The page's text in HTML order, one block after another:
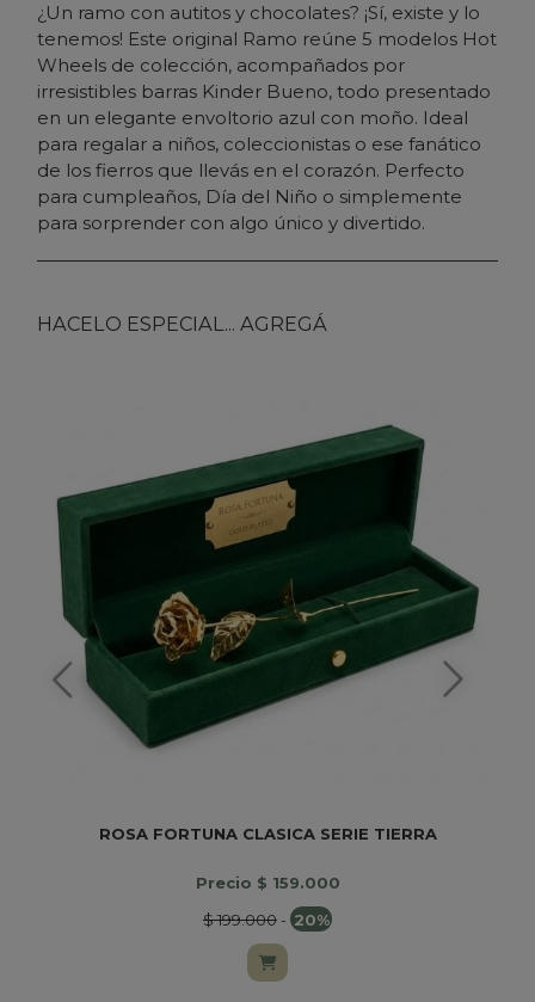
¿Un ramo con autitos y chocolates? ¡Sí, existe y lo
tenemos! Este original Ramo reúne 5 modelos Hot
Wheels de colección, acompañados por
irresistibles barras Kinder Bueno, todo presentado
en un elegante envoltorio azul con moño. Ideal
para regalar a niños, coleccionistas o ese fanático
de los fierros que llevás en el corazón. Perfecto
para cumpleaños, Día del Niño o simplemente
para sorprender con algo único y divertido.
HACELO ESPECIAL... AGREGÁ
ROSA FORTUNA CLASICA SERIE TIERRA
Precio $ 159.000
$ 199.000- 20%